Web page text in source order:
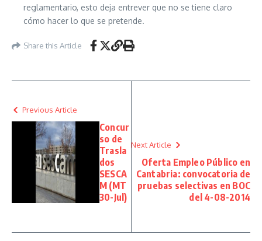
reglamentario, esto deja entrever que no se tiene claro
cómo hacer lo que se pretende.
Share this Article
Previous Article
Concur
so de
Trasla
dos
SESCA
M (MT
30-Jul)
Next Article
Oferta Empleo Público en
Cantabria: convocatoria de
pruebas selectivas en BOC
del 4-08-2014